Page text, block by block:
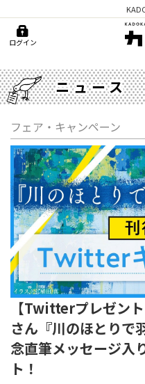
ログイン
ニュース
フェア・キャンペーン
【Twitterプレゼン
さん『川のほとりで
念直筆メッセージ入
ト！